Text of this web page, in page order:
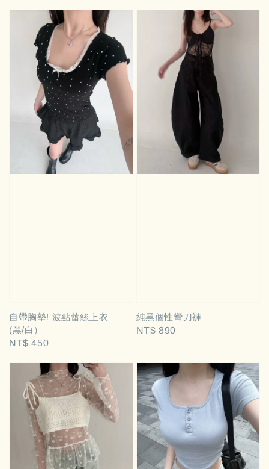
自帶胸墊! 波點蕾絲上衣
(黑/白）
Regular
NT$ 450
純黑個性彎刀褲
Regular
NT$ 890